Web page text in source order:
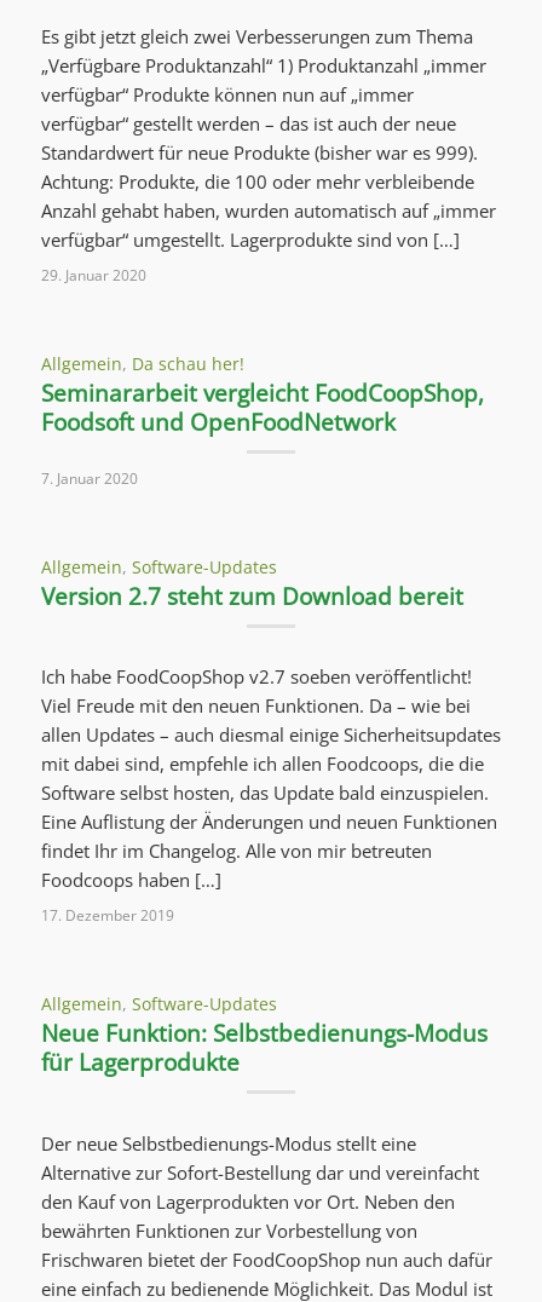
Es gibt jetzt gleich zwei Verbesserungen zum Thema
„Verfügbare Produktanzahl“ 1) Produktanzahl „immer
verfügbar“ Produkte können nun auf „immer
verfügbar“ gestellt werden – das ist auch der neue
Standardwert für neue Produkte (bisher war es 999).
Achtung: Produkte, die 100 oder mehr verbleibende
Anzahl gehabt haben, wurden automatisch auf „immer
verfügbar“ umgestellt. Lagerprodukte sind von […]
29. Januar 2020
Allgemein, Da schau her!
Seminararbeit vergleicht FoodCoopShop,
Foodsoft und OpenFoodNetwork
7. Januar 2020
Allgemein, Software-Updates
Version 2.7 steht zum Download bereit
Ich habe FoodCoopShop v2.7 soeben veröffentlicht!
Viel Freude mit den neuen Funktionen. Da – wie bei
allen Updates – auch diesmal einige Sicherheitsupdates
mit dabei sind, empfehle ich allen Foodcoops, die die
Software selbst hosten, das Update bald einzuspielen.
Eine Auflistung der Änderungen und neuen Funktionen
findet Ihr im Changelog. Alle von mir betreuten
Foodcoops haben […]
17. Dezember 2019
Allgemein, Software-Updates
Neue Funktion: Selbstbedienungs-Modus
für Lagerprodukte
Der neue Selbstbedienungs-Modus stellt eine
Alternative zur Sofort-Bestellung dar und vereinfacht
den Kauf von Lagerprodukten vor Ort. Neben den
bewährten Funktionen zur Vorbestellung von
Frischwaren bietet der FoodCoopShop nun auch dafür
eine einfach zu bedienende Möglichkeit. Das Modul ist